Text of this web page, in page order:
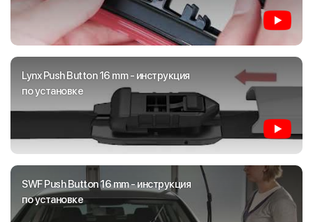
Lynx Push Button 16 mm - инструкция
по установке
SWF Push Button 16 mm - инструкция
по установке